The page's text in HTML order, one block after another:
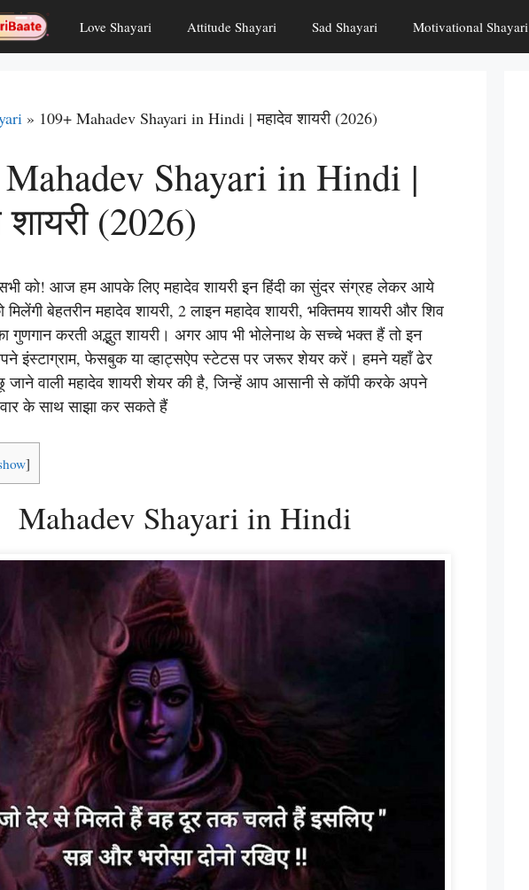
Love Shayari Attitude Shayari Sad Shayari Motivational Shayari
» 109+ Mahadev Shayari in Hindi | महादेव शायरी (2026)
Shayari in Hindi |
शायरी (2026)
को! आज हम आपके लिए महादेव शायरी इन हिंदी का सुंदर संग्रह लेकर आये
बेहतरीन महादेव शायरी, 2 लाइन महादेव शायरी, भक्तिमय शायरी और शिव
गुणगान करती अद्भुत शायरी। अगर आप भी भोलेनाथ के सच्चे भक्त हैं तो इन
इंस्टाग्राम, फेसबुक या व्हाट्सऐप स्टेटस पर जरूर शेयर करें। हमने यहाँ ढेर
जाने वाली महादेव शायरी शेयर की है, जिन्हें आप आसानी से कॉपी करके अपने
के साथ साझा कर सकते हैं
]
Mahadev Shayari in Hindi